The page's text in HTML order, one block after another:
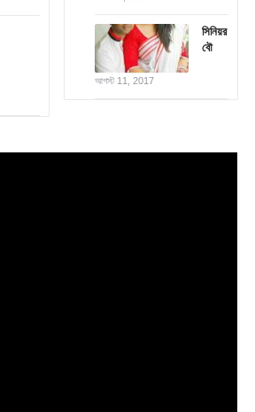
সিনিয়র
বৌ
আগস্ট 11, 2017